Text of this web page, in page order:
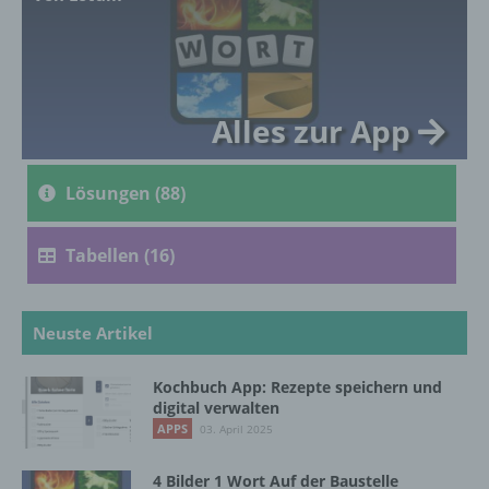
Alles zur App
Lösungen (88)
Tabellen (16)
Neuste Artikel
Kochbuch App: Rezepte speichern und
digital verwalten
APPS 03. April 2025
4 Bilder 1 Wort Auf der Baustelle
genetischen, psychischen, wirtschaftlichen,
kulturellen oder sozialen Identität dieser
natürlichen Person sind, identifiziert werden
b) betroffene Person
Betroffene Person ist jede identifizierte oder
identifizierbare natürliche Person, deren
personenbezogene Daten von dem für die
Verarbeitung ist jeder mit oder ohne Hilfe
automatisierter Verfahren ausgeführte